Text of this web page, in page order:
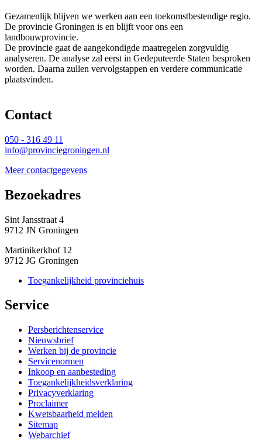
Gezamenlijk blijven we werken aan een toekomstbestendige regio.
De provincie Groningen is en blijft voor ons een
landbouwprovincie.
De provincie gaat de aangekondigde maatregelen zorgvuldig
analyseren. De analyse zal eerst in Gedeputeerde Staten besproken
worden. Daarna zullen vervolgstappen en verdere communicatie
plaatsvinden.
Contact
050 - 316 49 11
info@provinciegroningen.nl
Meer contactgegevens
Bezoekadres
Sint Jansstraat 4
9712 JN Groningen
Martinikerkhof 12
9712 JG Groningen
Toegankelijkheid provinciehuis
Service
Persberichtenservice
Nieuwsbrief
Werken bij de provincie
Servicenormen
Inkoop en aanbesteding
Toegankelijkheidsverklaring
Privacyverklaring
Proclaimer
Kwetsbaarheid melden
Sitemap
Webarchief